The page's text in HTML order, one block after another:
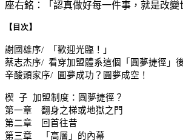
座右銘：「認真做好每一件事，就是改變
【目次】
謝國雄序/
「歡迎光臨！」
蔡志杰序/ 看穿加盟體系這個「圓夢捷徑」
辛酸頭家序/ 圓夢成功？圓夢成空！
楔 子 加盟制度：圓夢捷徑？
第一章 翻身之梯或地獄之門
第二章 回首往昔
第三章 「高層」的內幕